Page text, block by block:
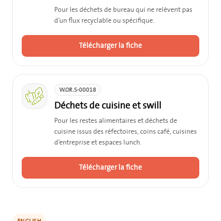
Pour les déchets de bureau qui ne relèvent pas
d’un flux recyclable ou spécifique.
Télécharger la fiche
W.OR.S-00018
Déchets de cuisine et swill
Pour les restes alimentaires et déchets de
cuisine issus des réfectoires, coins café, cuisines
d’entreprise et espaces lunch.
Télécharger la fiche